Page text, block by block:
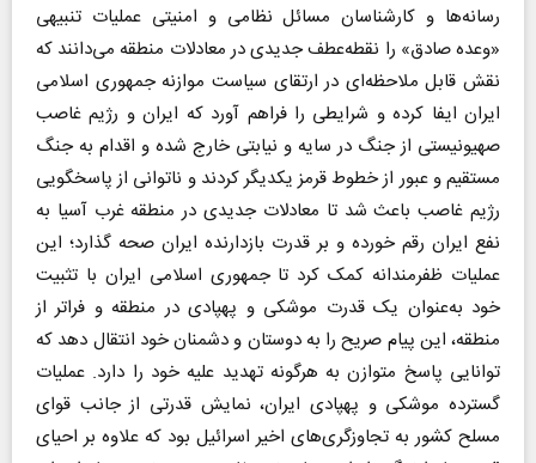
رسانه‌ها و کارشناسان مسائل نظامی و امنیتی عملیات تنبیهی
«وعده صادق» را نقطه‌عطف جدیدی در معادلات منطقه می‌دانند که
نقش قابل ملاحظه‌ای در ارتقای سیاست موازنه جمهوری اسلامی
ایران ایفا کرده و شرایطی را فراهم آورد که ایران و رژیم غاصب
صهیونیستی از جنگ در سایه و نیابتی خارج شده و اقدام به جنگ
مستقیم و عبور از خطوط قرمز یکدیگر کردند و ناتوانی از پاسخگویی
رژیم غاصب باعث شد تا معادلات جدیدی در منطقه غرب آسیا به
نفع ایران رقم خورده و بر قدرت بازدارنده ایران صحه گذارد؛ این
عملیات ظفرمندانه کمک کرد تا جمهوری اسلامی ایران با تثبیت
خود به‌عنوان یک قدرت موشکی و پهپادی در منطقه و فراتر از
منطقه، این پیام صریح را به دوستان و دشمنان خود انتقال دهد که
توانایی پاسخ متوازن به هرگونه تهدید علیه خود را دارد. عملیات
گسترده موشکی و پهپادی ‌‌ایران، نمایش قدرتی از جانب قوای
مسلح کشور به تجاوزگری‌های اخیر اسرائیل بود که علاوه بر احیای